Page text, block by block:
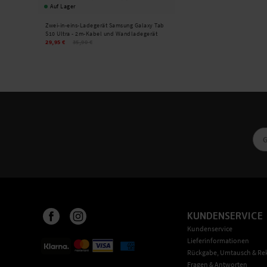
Auf Lager
Zwei-in-eins-Ladegerät Samsung Galaxy Tab
S10 Ultra - 2m-Kabel und Wandladegerät
USB-C
29,95 €
KUNDENSERVICE
Kundenservice
Lieferinformationen
Rückgabe, Umtausch &
Fragen & Antworten